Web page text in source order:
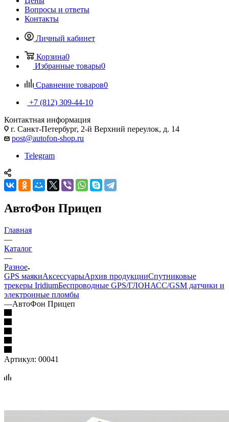
Вопросы и ответы
Контакты
Личный кабинет
Корзина0
Избранные товары0
Сравнение товаров0
+7 (812) 309-44-10
Контактная информация
г. Санкт-Петербург, 2-й Верхний переулок, д. 14
post@autofon-shop.ru
Telegram
АвтоФон Прицеп
Главная
—
Каталог
—
Разное
GPS маякиАксессуарыАрхив продукцииСпутниковые
трекеры IridiumБеспроводные GPS/ГЛОНАСС/GSM датчики и
электронные пломбы
—АвтоФон Прицеп
Артикул: 00041